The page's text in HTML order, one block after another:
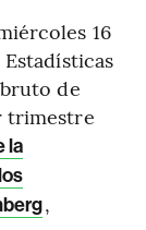
16
de
trimestre
la
,